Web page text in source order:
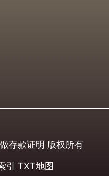
存款证明 版权所有
引 TXT地图